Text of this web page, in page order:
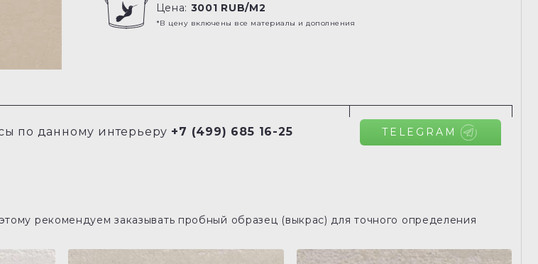
Цена: 3001 RUB/M2
*В цену включены все материалы и дополнения
по данному интерьеру +7 (499) 685 16-25 TELEGRAM
рекомендуем заказывать пробный образец (выкрас) для точного определения